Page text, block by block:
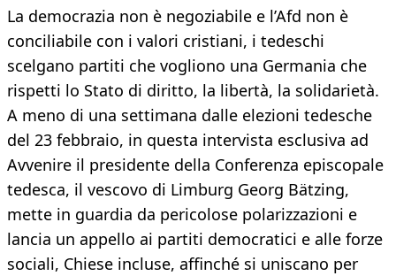
La democrazia non è negoziabile e l’Afd non è
conciliabile con i valori cristiani, i tedeschi
scelgano partiti che vogliono una Germania che
rispetti lo Stato di diritto, la libertà, la solidarietà.
A meno di una settimana dalle elezioni tedesche
del 23 febbraio, in questa intervista esclusiva ad
Avvenire il presidente della Conferenza episcopale
tedesca, il vescovo di Limburg Georg Bätzing,
mette in guardia da pericolose polarizzazioni e
lancia un appello ai partiti democratici e alle forze
sociali, Chiese incluse, affinché si uniscano per